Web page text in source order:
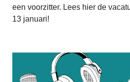
een voorzitter. Lees hier de
13 januari!